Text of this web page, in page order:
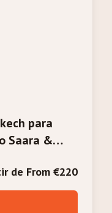
para
Saara &
de From €220